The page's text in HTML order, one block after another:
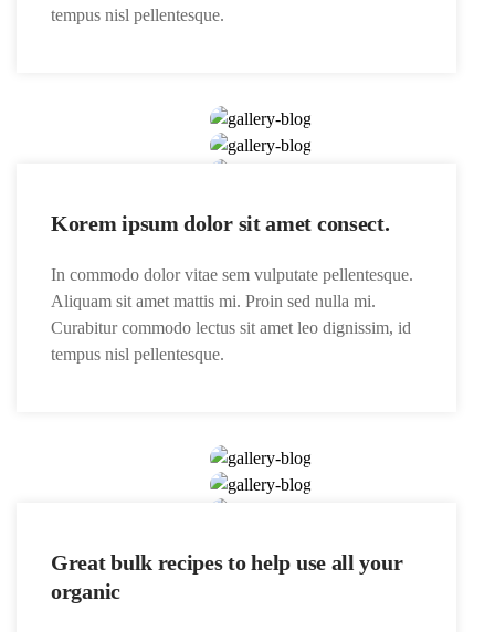
tempus nisl pellentesque.
Korem ipsum dolor sit amet consect.
In commodo dolor vitae sem vulputate pellentesque.
Aliquam sit amet mattis mi. Proin sed nulla mi.
Curabitur commodo lectus sit amet leo dignissim, id
tempus nisl pellentesque.
Great bulk recipes to help use all your
organic